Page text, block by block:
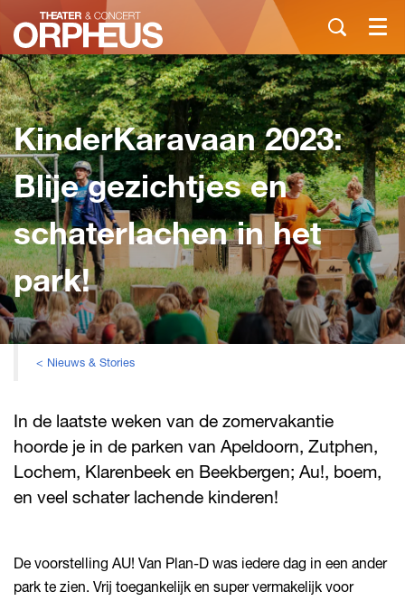
Menu
KinderKaravaan 2023:
Blije gezichtjes en
schaterlachen in het
park!
< Nieuws & Stories
In de laatste weken van de zomervakantie
hoorde je in de parken van Apeldoorn, Zutphen,
Lochem, Klarenbeek en Beekbergen; Au!, boem,
en veel schater lachende kinderen!
De voorstelling AU! Van Plan-D was iedere dag in een ander
park te zien. Vrij toegankelijk en super vermakelijk voor